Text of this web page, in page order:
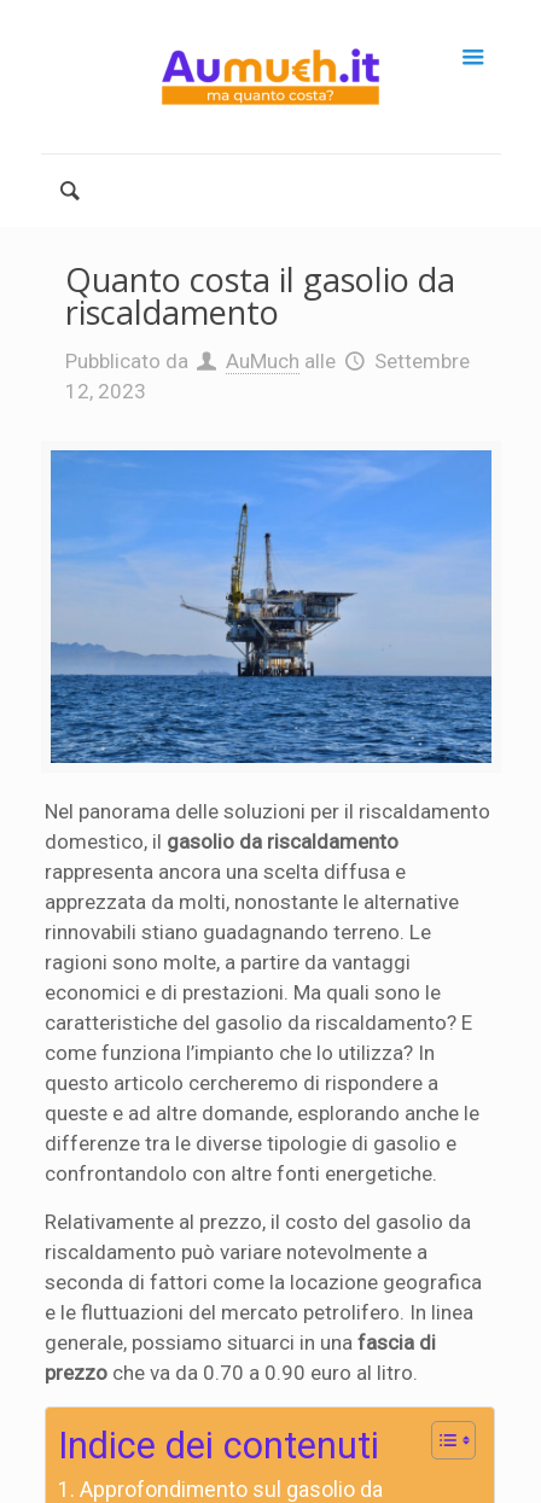
Quanto costa il gasolio da
riscaldamento
Pubblicato da AuMuch alle
Settembre
12, 2023
Nel panorama delle soluzioni per il riscaldamento
domestico, il gasolio da riscaldamento
rappresenta ancora una scelta diffusa e
apprezzata da molti, nonostante le alternative
rinnovabili stiano guadagnando terreno. Le
ragioni sono molte, a partire da vantaggi
economici e di prestazioni. Ma quali sono le
caratteristiche del gasolio da riscaldamento? E
come funziona l’impianto che lo utilizza? In
questo articolo cercheremo di rispondere a
queste e ad altre domande, esplorando anche le
differenze tra le diverse tipologie di gasolio e
confrontandolo con altre fonti energetiche.
Relativamente al prezzo, il costo del gasolio da
riscaldamento può variare notevolmente a
seconda di fattori come la locazione geografica
e le fluttuazioni del mercato petrolifero. In linea
generale, possiamo situarci in unafascia di
prezzo che va da 0.70 a 0.90 euro al litro.
Indice dei contenuti
Approfondimento sul gasolio da